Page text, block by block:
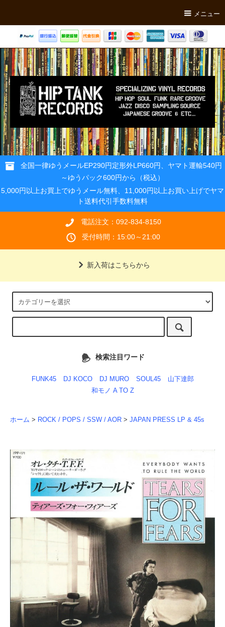
メニュー
全国一律ゆうメールEP290円定形外LP660円、ヤマト運輸540円
～ゆうパック600円から（税込）
5,000円以上お買上でゆうメール無料、11,000円以上お買い上げでヤマ
ト送料代引手数料無料
電話注文：092-834-8150
受付時間：15:00～21:00
新入荷はこちらから
検索注目ワード
FUNK45 DJ KOCO DJ MURO SOUL45
山下達郎
和モノ A TO Z
ホーム > ROCK / POPS / SSW / AOR > JAPAN PRESS LP & 45s